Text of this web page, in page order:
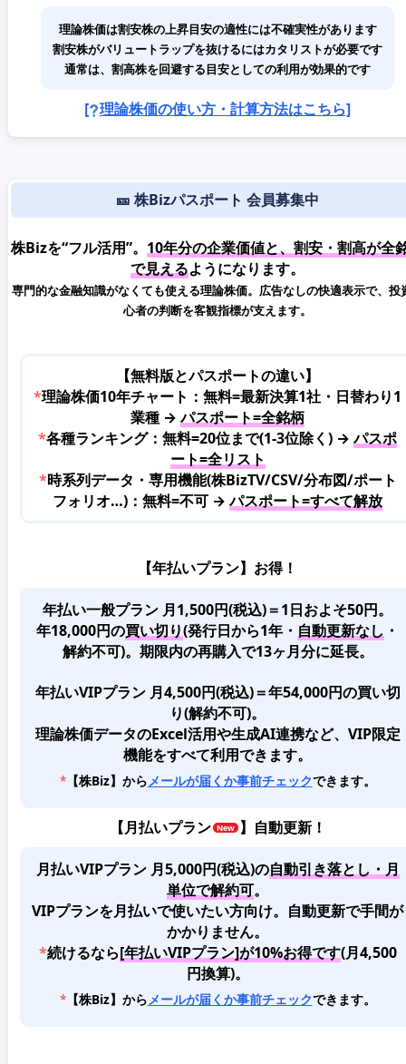
理論株価は割安株の上昇目安の適性には不確実性があります
割安株がバリュートラップを抜けるにはカタリストが必要です
通常は、割高株を回避する目安としての利用が効果的です
[ 理論株価の使い方・計算方法はこちら]
🎫 株Bizパスポート 会員募集中
株Bizを“フル活用”。 10年分の企業価値と、割安・割高が全
で見えるようになります。
専門的な金融知識がなくても使える理論株価。広告なしの快適表示で、投
心者の判断を客観指標が支えます。
【無料版とパスポートの違い】
*理論株価10年チャート：無料=最新決算1社・日替わり1
業種 →パスポート=全銘柄
*各種ランキング：無料=20位まで(1-3位除く) →パスポ
ート=全リスト
*時系列データ・専用機能(株BizTV/CSV/分布図/ポート
フォリオ…)：無料=不可 →パスポート=すべて解放
【年払いプラン】お得！
年払い一般プラン 月1,500円(税込)＝1日およそ50円。
年18,000円の買い切り(発行日から1年・ 自動更新なし ・
解約不可)。期限内の再購入で13ヶ月分に延長。
年払いVIPプラン 月4,500円(税込)＝年54,000円の買い切
り(解約不可)。
理論株価データのExcel活用や生成AI連携など、VIP限定
機能をすべて利用できます。
*【株Biz】からメールが届くか事前チェックできます。
【月払いプラン 】自動更新！
月払いVIPプラン 月5,000円(税込)の自動引き落とし・月
単位で解約可。
VIPプランを月払いで使いたい方向け。自動更新で手間が
かかりません。
*続けるなら[年払いVIPプラン]が10%お得です(月4,500
円換算)。
*【株Biz】からメールが届くか事前チェックできます。